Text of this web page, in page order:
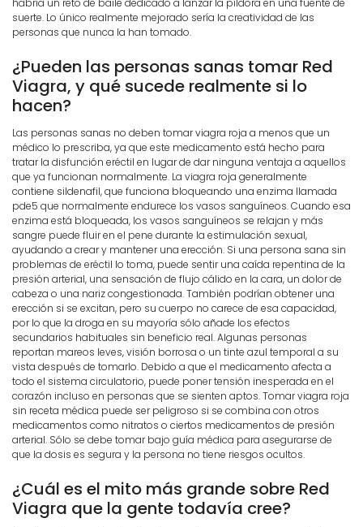
habría un reto de baile dedicado a lanzar la píldora en una fuente de
suerte. Lo único realmente mejorado sería la creatividad de las
personas que nunca la han tomado.
¿Pueden las personas sanas tomar Red
Viagra, y qué sucede realmente si lo
hacen?
Las personas sanas no deben tomar viagra roja a menos que un
médico lo prescriba, ya que este medicamento está hecho para
tratar la disfunción eréctil en lugar de dar ninguna ventaja a aquellos
que ya funcionan normalmente. La viagra roja generalmente
contiene sildenafil, que funciona bloqueando una enzima llamada
pde5 que normalmente endurece los vasos sanguíneos. Cuando esa
enzima está bloqueada, los vasos sanguíneos se relajan y más
sangre puede fluir en el pene durante la estimulación sexual,
ayudando a crear y mantener una erección. Si una persona sana sin
problemas de eréctil lo toma, puede sentir una caída repentina de la
presión arterial, una sensación de flujo cálido en la cara, un dolor de
cabeza o una nariz congestionada. También podrían obtener una
erección si se excitan, pero su cuerpo no carece de esa capacidad,
por lo que la droga en su mayoría sólo añade los efectos
secundarios habituales sin beneficio real. Algunas personas
reportan mareos leves, visión borrosa o un tinte azul temporal a su
vista después de tomarlo. Debido a que el medicamento afecta a
todo el sistema circulatorio, puede poner tensión inesperada en el
corazón incluso en personas que se sienten aptos. Tomar viagra roja
sin receta médica puede ser peligroso si se combina con otros
medicamentos como nitratos o ciertos medicamentos de presión
arterial. Sólo se debe tomar bajo guía médica para asegurarse de
que la dosis es segura y la persona no tiene riesgos ocultos.
¿Cuál es el mito más grande sobre Red
Viagra que la gente todavía cree?